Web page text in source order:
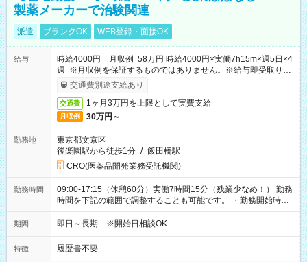
製薬メーカーで治験関連
派遣 ブランクOK WEB登録・面接OK
給与
時給4000円 月収例 58万円 時給4000円×実働7h15m×週5日×4
週 ※月収例を保証するものではありません。※給与即受取りサ
ービス利用可（利用条件有）
交通費別途支給あり
交通費 1ヶ月3万円を上限として実費支給
月収例 30万円～
勤務地
東京都文京区
後楽園駅から徒歩1分 / 飯田橋駅
CRO(医薬品開発業務受託機関)
勤務時間
09:00-17:15（休憩60分）実働7時間15分（残業少なめ！） 勤務
時間を下記の範囲で調整することも可能です。 ・勤務開始時
間 09:00～10:00 ・勤務終了時間 16:00～17:15 ・実働
05:00～07:15
期間 即日～長期 ※開始日相談OK
特徴 履歴書不要